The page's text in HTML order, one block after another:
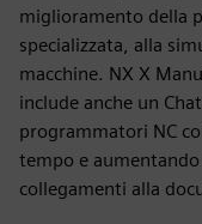
miglioramento della
specializzata, alla
macchine. NX X
include anche un
programmatori NC
tempo e
collegamenti alla